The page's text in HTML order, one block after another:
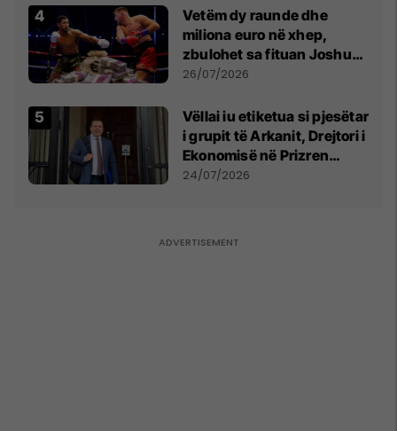
Vetëm dy raunde dhe
miliona euro në xhep,
zbulohet sa fituan Joshua
e Prenga
26/07/2026
Vëllai iu etiketua si pjesëtar
i grupit të Arkanit, Drejtori i
Ekonomisë në Prizren
mohon pretendimet
24/07/2026